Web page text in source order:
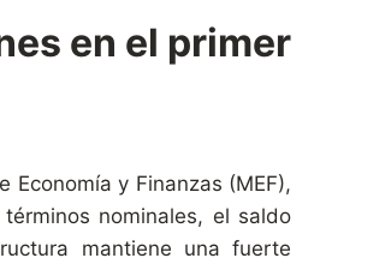
en el primer
y Finanzas (MEF),
nominales, el saldo
mantiene una fuerte